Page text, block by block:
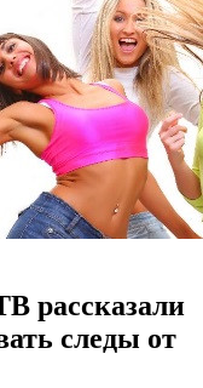
рассказали
следы от